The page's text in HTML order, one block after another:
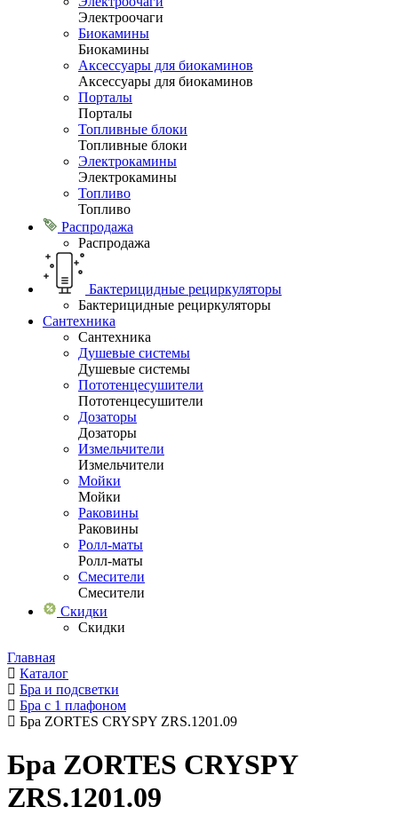
Электроочаги
Биокамины
Биокамины
Аксессуары для биокаминов
Аксессуары для биокаминов
Порталы
Порталы
Топливные блоки
Топливные блоки
Электрокамины
Электрокамины
Топливо
Топливо
Распродажа
Распродажа
Бактерицидные рециркуляторы
Бактерицидные рециркуляторы
Сантехника
Сантехника
Душевые системы
Душевые системы
Пототенцесушители
Пототенцесушители
Дозаторы
Дозаторы
Измельчители
Измельчители
Мойки
Мойки
Раковины
Раковины
Ролл-маты
Ролл-маты
Смесители
Смесители
Скидки
Скидки
Главная
Каталог
Бра и подсветки
Бра с 1 плафоном
Бра ZORTES CRYSPY ZRS.1201.09
Бра ZORTES CRYSPY
ZRS.1201.09